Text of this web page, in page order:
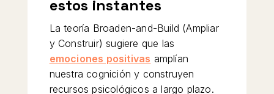
estos instantes
La teoría Broaden-and-Build (Ampliar
y Construir) sugiere que las
emociones positivas amplían
nuestra cognición y construyen
recursos psicológicos a largo plazo.